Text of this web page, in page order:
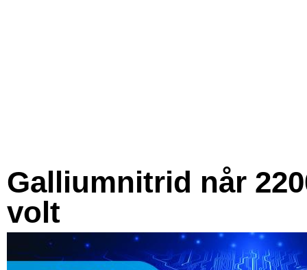
Galliumnitrid når
volt